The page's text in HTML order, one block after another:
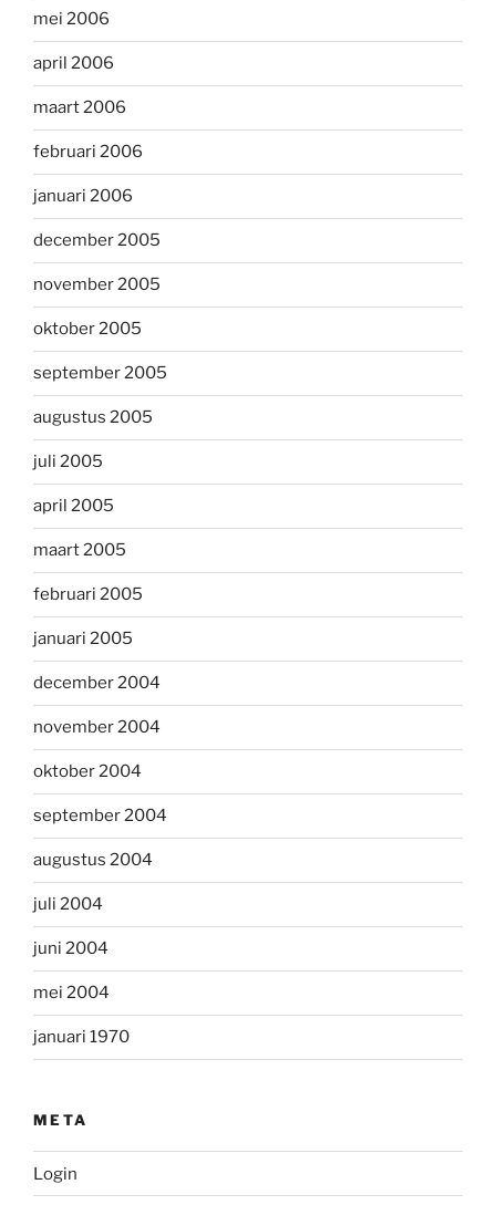
mei 2006
april 2006
maart 2006
februari 2006
januari 2006
december 2005
november 2005
oktober 2005
september 2005
augustus 2005
juli 2005
april 2005
maart 2005
februari 2005
januari 2005
december 2004
november 2004
oktober 2004
september 2004
augustus 2004
juli 2004
juni 2004
mei 2004
januari 1970
META
Login